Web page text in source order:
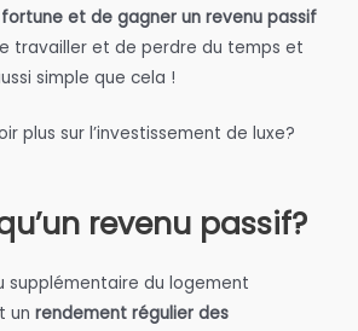
et de gagner un revenu passif
travailler et de perdre du temps et
simple que cela !
plus sur l’investissement de luxe?
revenu passif?
un rendement régulier des